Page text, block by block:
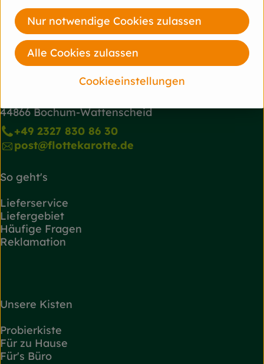
Du hast eine Frage? Wir helfen gerne!
44866 Bochum-Wattenscheid
+49 2327 830 86 30
post@flottekarotte.de
So geht's
Lieferservice
Liefergebiet
Häufige Fragen
Reklamation
Unsere Kisten
Probierkiste
Für zu Hause
Für's Büro
Cookieeinstellungen
Nur notwendige Cookies zulassen
Alle Cookies zulassen